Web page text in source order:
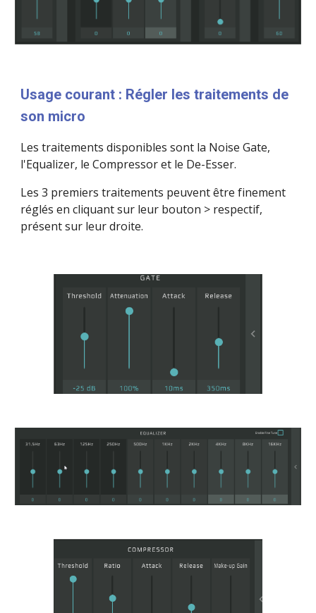
Usage courant : Régler les traitements de
son micro
Les traitements disponibles sont la Noise Gate,
l'Equalizer, le Compressor et le De-Esser.
Les 3 premiers traitements peuvent être finement
réglés en cliquant sur leur bouton > respectif,
présent sur leur droite.